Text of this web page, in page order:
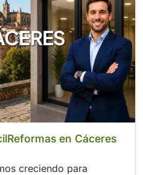
en Cáceres
creciendo para